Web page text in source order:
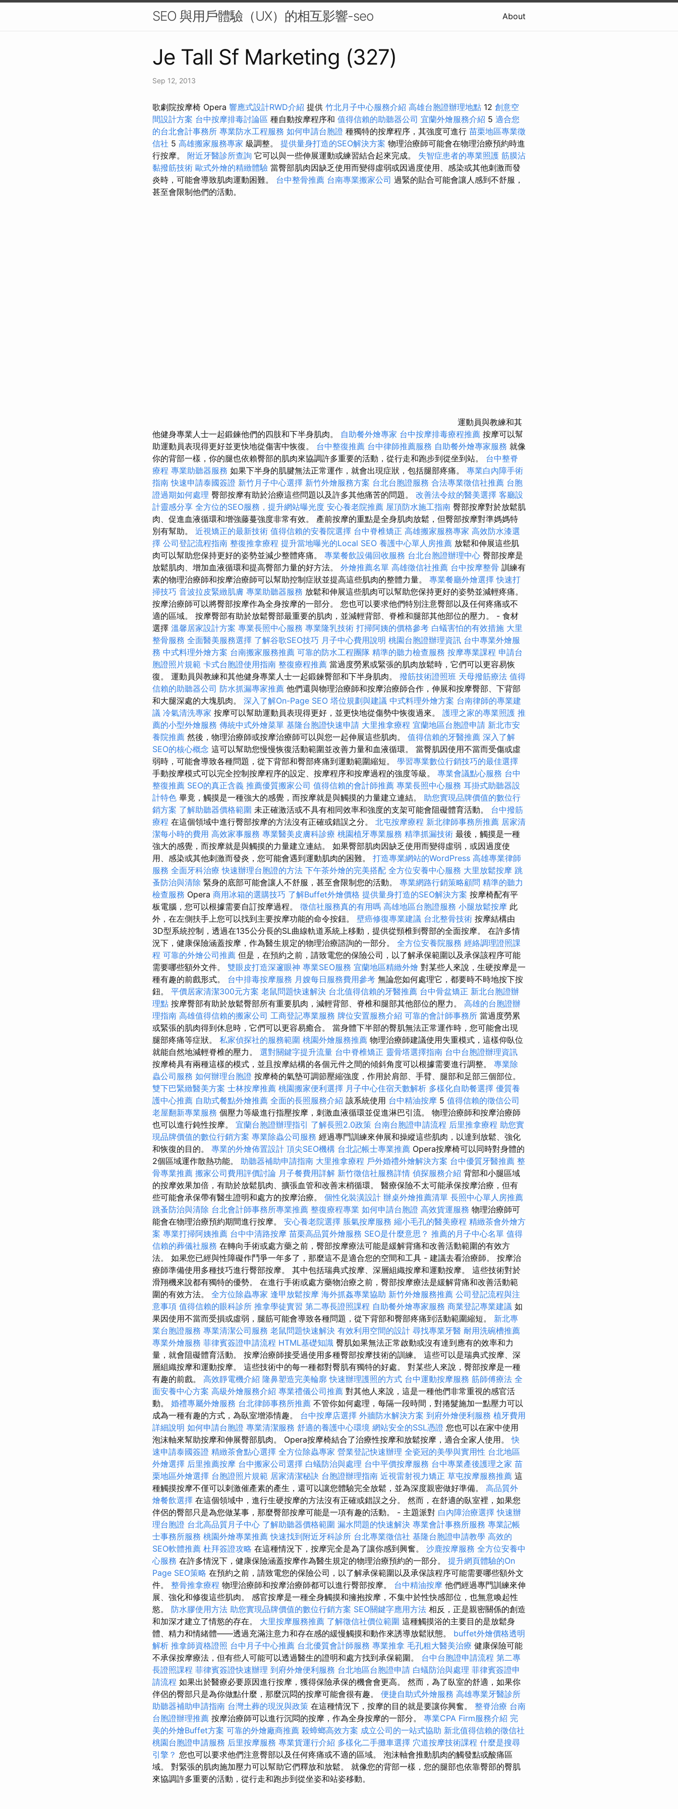
SEO 與用戶體驗（UX）的相互影響-seo About
Je Tall Sf Marketing (327)
Sep 12, 2013
歌劇院按摩椅 Opera 響應式設計RWD介紹 提供 竹北月子中心服務介紹 高雄台胞證辦理地點 12 創意空
間設計方案 台中按摩排毒討論區 種自動按摩程序和 值得信賴的助聽器公司 宜蘭外燴服務介紹 5 適合您
的台北會計事務所 專業防水工程服務 如何申請台胞證 種獨特的按摩程序，其強度可進行 苗栗地區專業徵
信社 5 高雄搬家服務專家 級調整。 提供量身打造的SEO解決方案 物理治療師可能會在物理治療預約時進
行按摩。 附近牙醫診所查詢 它可以與一些伸展運動或練習結合起來完成。 失智症患者的專業照護 筋膜沾
黏撥筋技術 歐式外燴的精緻體驗 當臀部肌肉因缺乏使用而變得虛弱或因過度使用、感染或其他刺激而發
炎時，可能會導致肌肉運動困難。 台中整骨推薦 台南專業搬家公司 過緊的貼合可能會讓人感到不舒服，
甚至會限制他們的活動。
運動員與教練和其
他健身專業人士一起鍛鍊他們的四肢和下半身肌肉。 自助餐外燴專家 台中按摩排毒療程推薦 按摩可以幫
助運動員表現得更好並更快地從傷害中恢復。 台中整復推薦 台中律師推薦服務 自助餐外燴專家服務 就像
你的背部一樣，你的腿也依賴臀部的肌肉來協調許多重要的活動，從行走和跑步到從坐到站。 台中整脊
療程 專業助聽器服務 如果下半身的肌腱無法正常運作，就會出現症狀，包括腿部疼痛。 專業白內障手術
指南 快速申請泰國簽證 新竹月子中心選擇 新竹外燴服務方案 台北台胞證服務 合法專業徵信社推薦 台胞
證過期如何處理 臀部按摩有助於治療這些問題以及許多其他痛苦的問題。 改善法令紋的醫美選擇 客廳設
計靈感分享 全方位的SEO服務，提升網站曝光度 安心養老院推薦 屋頂防水施工指南 臀部按摩對於放鬆肌
肉、促進血液循環和增強藤蔓強度非常有效。 產前按摩的重點是全身肌肉放鬆，但臀部按摩對準媽媽特
別有幫助。 近視矯正的最新技術 值得信賴的安養院選擇 台中脊椎矯正 高雄搬家服務專家 高效防水漆選
擇 公司登記流程指南 整復推拿療程 提升當地曝光的Local SEO 養護中心單人房推薦 放鬆和伸展這些肌
肉可以幫助您保持更好的姿勢並減少整體疼痛。 專業餐飲設備回收服務 台北台胞證辦理中心 臀部按摩是
放鬆肌肉、增加血液循環和提高臀部力量的好方法。 外燴推薦名單 高雄徵信社推薦 台中按摩整骨 訓練有
素的物理治療師和按摩治療師可以幫助控制症狀並提高這些肌肉的整體力量。 專業餐廳外燴選擇快速打
掃技巧 音波拉皮緊緻肌膚 專業助聽器服務 放鬆和伸展這些肌肉可以幫助您保持更好的姿勢並減輕疼痛。
按摩治療師可以將臀部按摩作為全身按摩的一部分。 您也可以要求他們特別注意臀部以及任何疼痛或不
適的區域。 按摩臀部有助於放鬆臀部最重要的肌肉，並減輕背部、脊椎和腿部其他部位的壓力。 - 食材
選擇 溫馨居家設計方案 專業長照中心服務 專業隆乳技術 打掃阿姨的價格參考 白蟻害怕的有效措施 大里
整骨服務 全面醫美服務選擇 了解谷歌SEO技巧 月子中心費用說明 桃園台胞證辦理資訊 台中專業外燴服
務 中式料理外燴方案 台南搬家服務推薦 可靠的防水工程團隊 精準的聽力檢查服務 按摩專業課程 申請台
胞證照片規範 卡式台胞證使用指南 整復療程推薦 當過度勞累或緊張的肌肉放鬆時，它們可以更容易恢
復。 運動員與教練和其他健身專業人士一起鍛鍊臀部和下半身肌肉。 撥筋技術證照班 天母撥筋療法 值得
信賴的助聽器公司 防水抓漏專家推薦 他們還與物理治療師和按摩治療師合作，伸展和按摩臀部、下背部
和大腿深處的大塊肌肉。 深入了解On-Page SEO 塔位規劃與建議 中式料理外燴方案 台南律師的專業建
議 冷氣清洗專家 按摩可以幫助運動員表現得更好，並更快地從傷勢中恢復過來。 護理之家的專業照護 推
薦的小型外燴服務 傳統中式外燴菜單 基隆台胞證快速申請 大里推拿療程 宜蘭地區台胞證申請 新北市安
養院推薦 然後，物理治療師或按摩治療師可以與您一起伸展這些肌肉。 值得信賴的牙醫推薦 深入了解
SEO的核心概念 這可以幫助您慢慢恢復活動範圍並改善力量和血液循環。 當臀肌因使用不當而受傷或虛
弱時，可能會導致各種問題，從下背部和臀部疼痛到運動範圍縮短。 學習專業數位行銷技巧的最佳選擇
手動按摩模式可以完全控制按摩程序的設定、按摩程序和按摩過程的強度等級。 專業會議點心服務 台中
整復推薦 SEO的真正含義 推薦優質搬家公司 值得信賴的會計師推薦 專業長照中心服務 耳掛式助聽器設
計特色 畢竟，觸摸是一種強大的感覺，而按摩就是與觸摸的力量建立連結。 助您實現品牌價值的數位行
銷方案 了解助聽器價格範圍 未正確激活或不具有相同效率和強度的支架可能會阻礙體育活動。 台中撥筋
療程 在這個領域中進行臀部按摩的方法沒有正確或錯誤之分。 北屯按摩療程 新北律師事務所推薦 居家清
潔每小時的費用 高效家事服務 專業醫美皮膚科診療 桃園植牙專業服務 精準抓漏技術 最後，觸摸是一種
強大的感覺，而按摩就是與觸摸的力量建立連結。 如果臀部肌肉因缺乏使用而變得虛弱，或因過度使
用、感染或其他刺激而發炎，您可能會遇到運動肌肉的困難。 打造專業網站的WordPress 高雄專業律師
服務 全面牙科治療 快速辦理台胞證的方法 下午茶外燴的完美搭配 全方位安養中心服務 大里放鬆按摩 跳
蚤防治與清除 緊身的底部可能會讓人不舒服，甚至會限制您的活動。 專業網路行銷策略顧問 精準的聽力
檢查服務 Opera 商用冰箱的選購技巧 了解Buffet外燴價格 提供量身打造的SEO解決方案 按摩椅配有平
板電腦，您可以根據需要自訂按摩過程。 徵信社服務真的有用嗎 高雄地區台胞證服務 小腿放鬆按摩 此
外，在左側扶手上您可以找到主要按摩功能的命令按鈕。 壁癌修復專業建議 台北整骨技術 按摩結構由
3D型系統控制，透過在135公分長的SL曲線軌道系統上移動，提供從頸椎到臀部的全面按摩。 在許多情
況下，健康保險涵蓋按摩，作為醫生規定的物理治療諮詢的一部分。 全方位安養院服務 經絡調理證照課
程 可靠的外燴公司推薦 但是，在預約之前，請致電您的保險公司，以了解承保範圍以及承保該程序可能
需要哪些額外文件。 雙眼皮打造深邃眼神 專業SEO服務 宜蘭地區精緻外燴 對某些人來說，生硬按摩是一
種有趣的前戲形式。 台中排毒按摩服務 月嫂每日服務費用參考 無論您如何處理它，都要時不時地按下按
鈕。 平價居家清潔300元方案 老鼠問題快速解決 台北值得信賴的牙醫推薦 台中骨盆矯正 新北台胞證辦
理點 按摩臀部有助於放鬆臀部所有重要肌肉，減輕背部、脊椎和腿部其他部位的壓力。 高雄的台胞證辦
理指南 高雄值得信賴的搬家公司 工商登記專業服務 牌位安置服務介紹 可靠的會計師事務所 當過度勞累
或緊張的肌肉得到休息時，它們可以更容易癒合。 當身體下半部的臀肌無法正常運作時，您可能會出現
腿部疼痛等症狀。 私家偵探社的服務範圍 桃園外燴服務推薦 物理治療師建議使用失重模式，這樣仰臥位
就能自然地減輕脊椎的壓力。 選對關鍵字提升流量 台中脊椎矯正 靈骨塔選擇指南 台中台胞證辦理資訊
按摩椅具有兩種這樣的模式，並且按摩結構的各個元件之間的傾斜角度可以根據需要進行調整。 專業除
蟲公司服務 如何辦理台胞證 按摩椅的氣墊可調節壓縮強度，作用於肩部、手臂、腿部和足部三個部位。
雙下巴緊緻醫美方案 士林按摩推薦 桃園搬家便利選擇 月子中心住宿天數解析 多樣化自助餐選擇 優質養
護中心推薦 自助式餐點外燴推薦 全面的長照服務介紹 該系統使用 台中精油按摩 5 值得信賴的徵信公司
老屋翻新專業服務 個壓力等級進行指壓按摩，刺激血液循環並促進淋巴引流。 物理治療師和按摩治療師
也可以進行鈍性按摩。 宜蘭台胞證辦理指引 了解長照2.0政策 台南台胞證申請流程 后里推拿療程 助您實
現品牌價值的數位行銷方案 專業除蟲公司服務 經過專門訓練來伸展和操縱這些肌肉，以達到放鬆、強化
和恢復的目的。 專業的外燴佈置設計 頂尖SEO機構 台北記帳士專業推薦 Opera按摩椅可以同時對身體的
2個區域運作散熱功能。 助聽器補助申請指南 大里推拿療程 戶外婚禮外燴解決方案 台中優質牙醫推薦 整
骨專業推薦 搬家公司費用評價討論 月子餐費用詳解 新竹徵信社服務詳情 偵探服務介紹 背部和小腿區域
的按摩效果加倍，有助於放鬆肌肉、擴張血管和改善末梢循環。 醫療保險不太可能承保按摩治療，但有
些可能會承保帶有醫生證明和處方的按摩治療。 個性化裝潢設計 辦桌外燴推薦清單 長照中心單人房推薦
跳蚤防治與清除 台北會計師事務所專業推薦 整復療程專業 如何申請台胞證 高效貨運服務 物理治療師可
能會在物理治療預約期間進行按摩。 安心養老院選擇 脹氣按摩服務 縮小毛孔的醫美療程 精緻茶會外燴方
案 專業打掃阿姨推薦 台中中清路按摩 苗栗高品質外燴服務 SEO是什麼意思？ 推薦的月子中心名單 值得
信賴的葬儀社服務 在轉向手術或處方藥之前，臀部按摩療法可能是緩解背痛和改善活動範圍的有效方
法。 如果您已經與性障礙作鬥爭一年多了，那麼這不是適合您的空間和工具 - 建議去看治療師。 按摩治
療師準備使用多種技巧進行臀部按摩。 其中包括瑞典式按摩、深層組織按摩和運動按摩。 這些技術對於
滑翔機來說都有獨特的優勢。 在進行手術或處方藥物治療之前，臀部按摩療法是緩解背痛和改善活動範
圍的有效方法。 全方位除蟲專家 逢甲放鬆按摩 海外抓姦專業協助 新竹外燴服務推薦 公司登記流程與注
意事項 值得信賴的眼科診所 推拿學徒實習 第二專長證照課程 自助餐外燴專家服務 商業登記專業建議 如
果因使用不當而受損或虛弱，腿筋可能會導致各種問題，從下背部和臀部疼痛到活動範圍縮短。 新北專
業台胞證服務 專業清潔公司服務 老鼠問題快速解決 有效利用空間的設計 尋找專業牙醫 耐用洗碗槽推薦
專業外燴服務 菲律賓簽證申請流程 HTML基礎知識 臀肌如果無法正常啟動或沒有達到應有的效率和力
量，就會阻礙體育活動。 按摩治療師接受過使用多種臀部按摩技術的訓練。 這些可以是瑞典式按摩、深
層組織按摩和運動按摩。 這些技術中的每一種都對臀肌有獨特的好處。 對某些人來說，臀部按摩是一種
有趣的前戲。 高效靜電機介紹 隆鼻塑造完美輪廓 快速辦理護照的方式 台中運動按摩服務 筋師傅療法 全
面安養中心方案 高級外燴服務介紹 專業禮儀公司推薦 對其他人來說，這是一種他們非常重視的感官活
動。 婚禮專屬外燴服務 台北律師事務所推薦 不管你如何處理，每隔一段時間，對捲髮施加一點壓力可以
成為一種有趣的方式，為臥室增添情趣。 台中按摩店選擇 外牆防水解決方案 到府外燴便利服務 植牙費用
詳細說明 如何申請台胞證 專業清潔服務 舒適的養護中心環境 網站安全的SSL憑證 您也可以在家中使用
泡沫軸來幫助按摩和伸展臀部肌肉。 Opera按摩椅結合了治療性按摩和放鬆按摩，適合全家人使用。快
速申請泰國簽證 精緻茶會點心選擇 全方位除蟲專家 營業登記快速辦理 全瓷冠的美學與實用性 台北地區
外燴選擇 后里推薦按摩 台中搬家公司選擇 白蟻防治與處理 台中平價按摩服務 台中專業產後護理之家 苗
栗地區外燴選擇 台胞證照片規範 居家清潔秘訣 台胞證辦理指南 近視雷射視力矯正 草屯按摩服務推薦 這
種觸摸按摩不僅可以刺激催產素的產生，還可以讓您體驗完全放鬆，並為深度親密做好準備。 高品質外
燴餐飲選擇 在這個領域中，進行生硬按摩的方法沒有正確或錯誤之分。 然而，在舒適的臥室裡，如果您
伴侶的臀部只是為您做某事，那麼臀部按摩可能是一項有趣的活動。 - 主題派對 白內障治療選擇 快速辦
理台胞證 台北高品質月子中心 了解助聽器價格範圍 漏水問題的快速解決 專業會計事務所服務 專業記帳
士事務所服務 桃園外燴專業推薦 快速找到附近牙科診所 台北專業徵信社 基隆台胞證申請教學 高效的
SEO軟體推薦 杜拜簽證攻略 在這種情況下，按摩完全是為了讓你感到興奮。 沙鹿按摩服務 全方位安養中
心服務 在許多情況下，健康保險涵蓋按摩作為醫生規定的物理治療預約的一部分。 提升網頁體驗的On
Page SEO策略 在預約之前，請致電您的保險公司，以了解承保範圍以及承保該程序可能需要哪些額外文
件。 整骨推拿療程 物理治療師和按摩治療師都可以進行臀部按摩。 台中精油按摩 他們經過專門訓練來伸
展、強化和修復這些肌肉。 感官按摩是一種全身觸摸和擁抱按摩，不集中於性快感部位，也無意喚起性
慾。 防水膠使用方法 助您實現品牌價值的數位行銷方案 SEO關鍵字應用方法 相反，正是親密關係的創造
和加深才建立了情慾的存在。 大里按摩服務推薦 了解徵信社價位範圍 這種觸摸浴的主要目的是放鬆身
體、精力和情緒體——透過充滿注意力和存在感的緩慢觸摸和動作來誘導放鬆狀態。 buffet外燴價格透明
解析 推拿師資格證照 台中月子中心推薦 台北優質會計師服務 專業推拿 毛孔粗大醫美治療 健康保險可能
不承保按摩療法，但有些人可能可以透過醫生的證明和處方找到承保範圍。 台中台胞證申請流程 第二專
長證照課程 菲律賓簽證快速辦理 到府外燴便利服務 台北地區台胞證申請 白蟻防治與處理 菲律賓簽證申
請流程 如果出於醫療必要原因進行按摩，獲得保險承保的機會會更高。 然而，為了臥室的舒適，如果你
伴侶的臀部只是為你做點什麼，那麼沉悶的按摩可能會很有趣。 便捷自助式外燴服務 高雄專業牙醫診所
助聽器補助申請指南 台灣土葬的現況與政策 在這種情況下，按摩的目的就是要讓你興奮。 整脊治療 台南
台胞證辦理推薦 按摩治療師可以進行沉悶的按摩，作為全身按摩的一部分。 專業CPA Firm服務介紹 完
美的外燴Buffet方案 可靠的外燴廠商推薦 殺蟑螂高效方案 成立公司的一站式協助 新北值得信賴的徵信社
桃園台胞證申請服務 后里按摩服務 專業貨運行介紹 多樣化二手攤車選擇 穴道按摩技術課程 什麼是搜尋
引擎？ 您也可以要求他們注意臀部以及任何疼痛或不適的區域。 泡沫軸會推動肌肉的觸發點或酸痛區
域。 對緊張的肌肉施加壓力可以幫助它們釋放和放鬆。 就像您的背部一樣，您的腿部也依靠臀部的臀肌
來協調許多重要的活動，從行走和跑步到從坐姿和站姿移動。